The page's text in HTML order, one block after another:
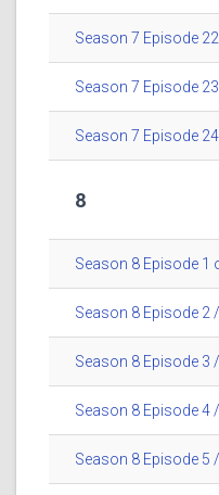
Season 7 Episode
Season 7 Episode
Season 7 Episode
8
Season 8 Episode 1
Season 8 Episode 2
Season 8 Episode 3
Season 8 Episode 4
Season 8 Episode 5